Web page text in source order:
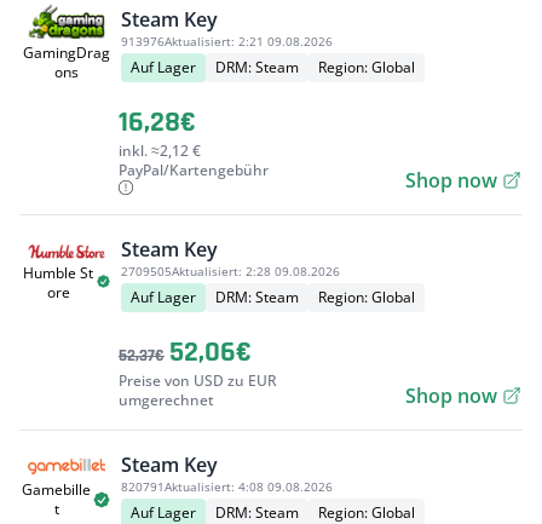
GamingDrag
ons
Steam Key
913976Aktualisiert: 2:21 09.08.2026
Auf Lager DRM: Steam Region: Global
16,28€
inkl. ≈2,12 €
PayPal/Kartengebühr
Shop now
Humble St
ore
Steam Key
2709505Aktualisiert: 2:28 09.08.2026
Auf Lager DRM: Steam Region: Global
52,37€ 52,06€
Preise von USD zu EUR
umgerechnet
Shop now
Gamebille
t
Steam Key
820791Aktualisiert: 4:08 09.08.2026
Auf Lager DRM: Steam Region: Global